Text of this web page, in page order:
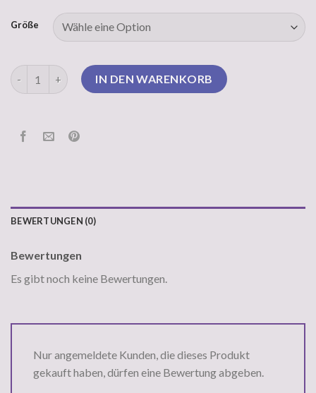
Größe
sweatshirt mit reißverschluss Menge
IN DEN WARENKORB
BEWERTUNGEN (0)
Bewertungen
Es gibt noch keine Bewertungen.
Nur angemeldete Kunden, die dieses Produkt
gekauft haben, dürfen eine Bewertung abgeben.